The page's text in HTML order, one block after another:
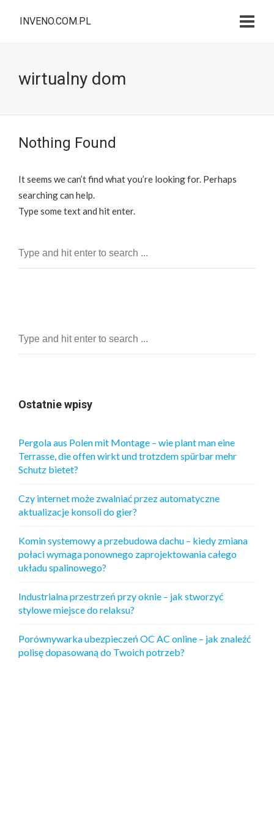
INVENO.COM.PL
wirtualny dom
Nothing Found
It seems we can’t find what you’re looking for. Perhaps
searching can help.
Type some text and hit enter.
Ostatnie wpisy
Pergola aus Polen mit Montage – wie plant man eine
Terrasse, die offen wirkt und trotzdem spürbar mehr
Schutz bietet?
Czy internet może zwalniać przez automatyczne
aktualizacje konsoli do gier?
Komin systemowy a przebudowa dachu – kiedy zmiana
połaci wymaga ponownego zaprojektowania całego
układu spalinowego?
Industrialna przestrzeń przy oknie – jak stworzyć
stylowe miejsce do relaksu?
Porównywarka ubezpieczeń OC AC online – jak znaleźć
polisę dopasowaną do Twoich potrzeb?